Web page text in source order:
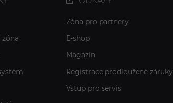
zóna
Zóna pro partnery
E-shop
Magazín
Registrace prodloužené záruky
Vstup pro servis